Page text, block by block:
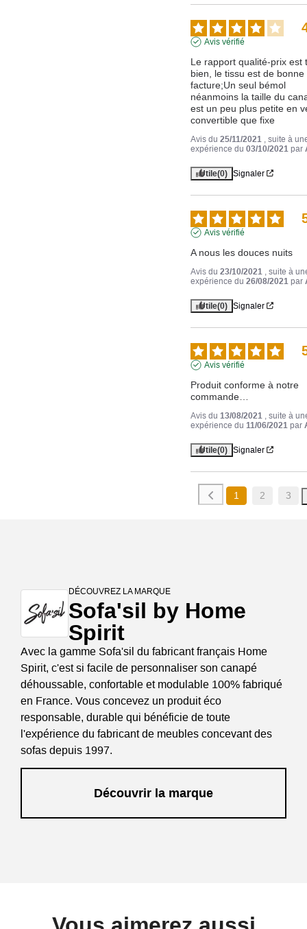
Avis vérifié
Le rapport qualité-prix est
bien, le tissu est de bonne
facture;Un seul bémol
néanmoins la taille du
est un peu plus petite en
convertible que fixe
Avis du 25/11/2021 , suite à
expérience du 03/10/2021 par
Utile(0) Signaler
Avis vérifié
A nous les douces nuits
Avis du 23/10/2021 , suite à
expérience du 26/08/2021 par
Utile(0) Signaler
Avis vérifié
Produit conforme à notre
commande…
Avis du 13/08/2021 , suite à
expérience du 11/06/2021 par
Utile(0) Signaler
1 2 3
DÉCOUVREZ LA MARQUE
Sofa'sil by Home
Spirit
Avec la gamme Sofa'sil du fabricant français Home
Spirit, c'est si facile de personnaliser son canapé
déhoussable, confortable et modulable 100% fabriqué
en France. Vous concevez un produit éco
responsable, durable qui bénéficie de toute
l'expérience du fabricant de meubles concevant des
sofas depuis 1997.
Découvrir la marque